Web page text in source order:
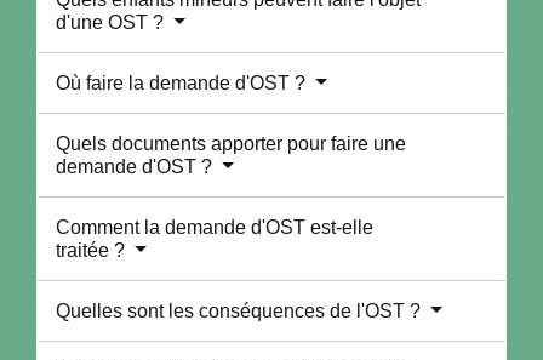
d'une OST ?
Où faire la demande d'OST ?
Quels documents apporter pour faire une
demande d'OST ?
Comment la demande d'OST est-elle
traitée ?
Quelles sont les conséquences de l'OST ?